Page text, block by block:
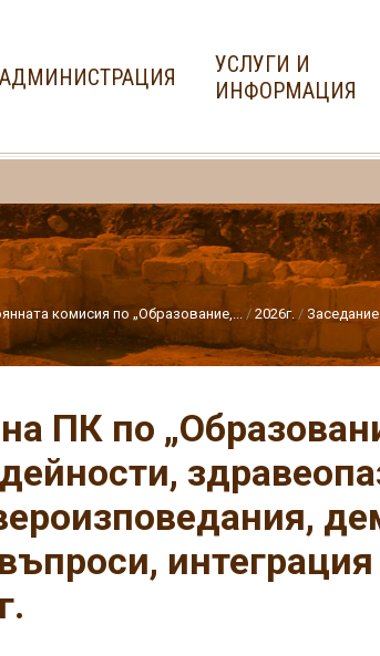
АДМИНИСТРАЦИЯ
УСЛУГИ И
ИНФОРМАЦИЯ
комисия по „Образование,... 2026г.
ПК по